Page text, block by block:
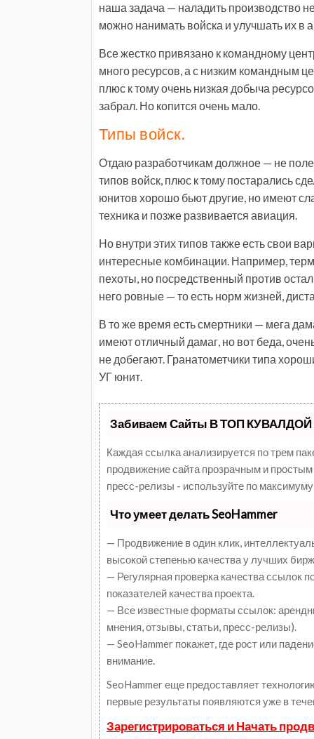
наша задача — наладить производство
можно нанимать войска и улучшать их в
Все жестко привязано к командному
много ресурсов, а с низким командным
плюс к тому очень низкая добыча
забрал. Но копится очень мало.
Типы войск.
Отдаю разработчикам должное — не
типов войск, плюс к тому постарались
юнитов хорошо бьют другие, но имеют
техника и позже развивается авиация.
Но внутри этих типов также есть свои
интересные комбинации. Например,
пехоты, но посредственный против
него ровные — то есть норм жизней,
В то же время есть смертники — мега
имеют отличный дамаг, но вот беда,
не добегают. Гранатометчики типа
УГ юнит.
Забиваем Сайты В ТОП КУВАЛДОЙ
Каждая ссылка анализируется по трем
продвижение сайта прозрачным и
пресс-релизы - используйте по
Что умеет делать SeoHammer
— Продвижение в один клик,
высокой степенью качества у лучших
— Регулярная проверка качества ссылок
показателей качества проекта.
— Все известные форматы ссылок:
мнения, отзывы, статьи, пресс-релизы).
— SeoHammer покажет, где рост или
внимание.
SeoHammer еще предоставляет
первые результаты появляются уже в
Зарегистрироваться и Начать